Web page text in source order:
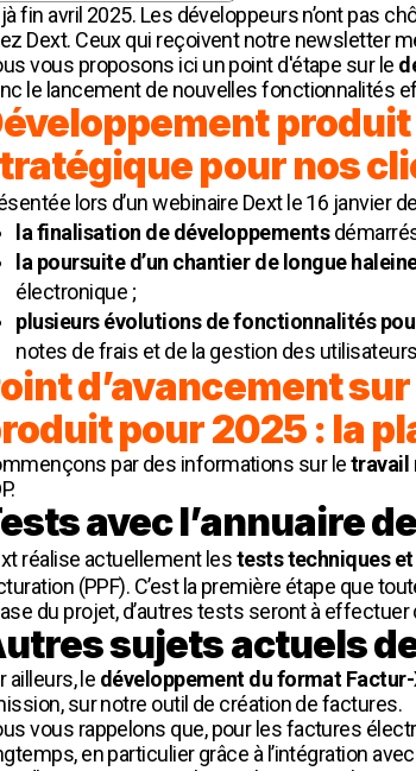
fin avril 2025. Les développeurs n’ont pas
Dext. Ceux qui reçoivent notre newsletter
vous proposons ici un point d'étape sur le
le lancement de nouvelles fonctionnalités
pour nos
lors d’un webinaire Dext le 16 janvier
la finalisation de développements
la poursuite d’un chantier de longue
électronique ;
plusieurs évolutions de fonctionnalités
notes de frais et de la gestion des
d’avancement
pour 2025 : la
par des informations sur letravail
avec l’annuaire
réalise actuellement lestests techniques
(PPF). C’est la première étape que
du projet, d’autres tests seront à effectuer
sujets actuels
ailleurs, le développement du format
sur notre outil de création de factures.
vous rappelons que, pour les factures
en particulier grâce à l’intégration